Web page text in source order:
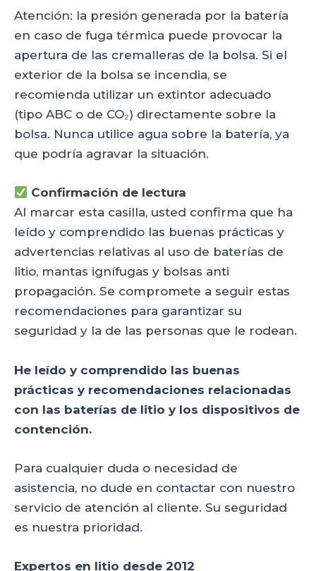
Atención: la presión generada por la batería
en caso de fuga térmica puede provocar la
apertura de las cremalleras de la bolsa. Si el
exterior de la bolsa se incendia, se
recomienda utilizar un extintor adecuado
(tipo ABC o de CO₂) directamente sobre la
bolsa. Nunca utilice agua sobre la batería, ya
que podría agravar la situación.
Confirmación de lectura
Al marcar esta casilla, usted confirma que ha
leído y comprendido las buenas prácticas y
advertencias relativas al uso de baterías de
litio, mantas ignífugas y bolsas anti
propagación. Se compromete a seguir estas
recomendaciones para garantizar su
seguridad y la de las personas que le rodean.
He leído y comprendido las buenas
prácticas y recomendaciones relacionadas
con las baterías de litio y los dispositivos de
contención.
Para cualquier duda o necesidad de
asistencia, no dude en contactar con nuestro
servicio de atención al cliente. Su seguridad
es nuestra prioridad.
Expertos en litio desde 2012